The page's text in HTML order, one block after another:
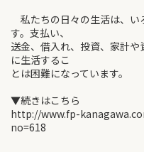
私たちの日々の生活は、い
す。支払い、
送金、借入れ、投資、家計
に生活するこ
とは困難になっています。
▼続きはこちら
http://www.fp-
no=618